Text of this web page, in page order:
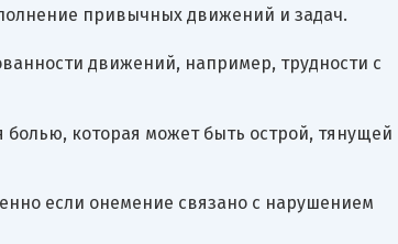
привычных движений и задач.
движений, например, трудности с
которая может быть острой, тянущей
если онемение связано с нарушением